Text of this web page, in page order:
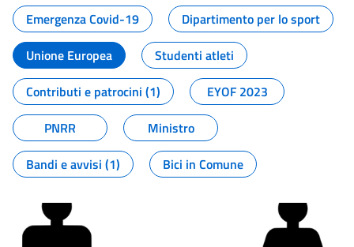
Emergenza Covid-19
Dipartimento per lo sport
Unione Europea
Studenti atleti
Contributi e patrocini (1)
EYOF 2023
PNRR
Ministro
Bandi e avvisi (1)
Bici in Comune